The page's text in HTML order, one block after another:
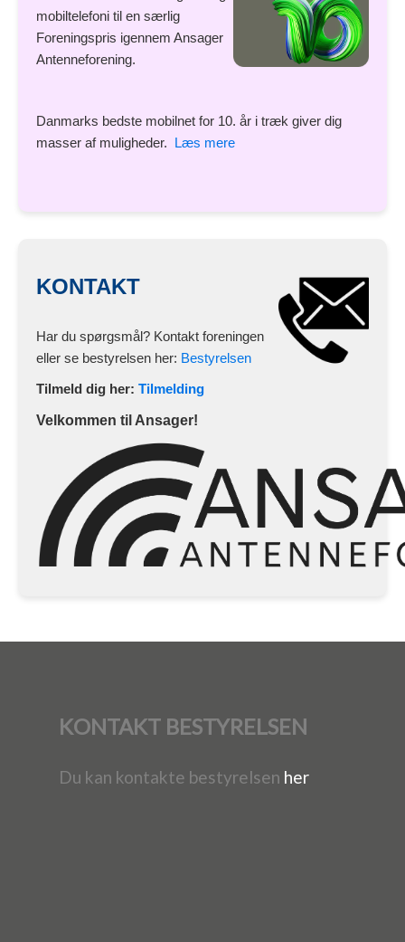
mobiltelefoni til en særlig
Foreningspris igennem Ansager
Antenneforening.
Danmarks bedste mobilnet for 10. år i træk giver dig
masser af muligheder. Læs mere
KONTAKT
Har du spørgsmål? Kontakt foreningen
eller se bestyrelsen her: Bestyrelsen
Tilmeld dig her: Tilmelding
Velkommen til Ansager!
KONTAKT BESTYRELSEN
Du kan kontakte bestyrelsen her